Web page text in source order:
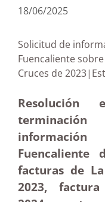
18/06/2025
Solicitud de
Fuencaliente
Cruces de
Resolución
facturas de
2023, factura